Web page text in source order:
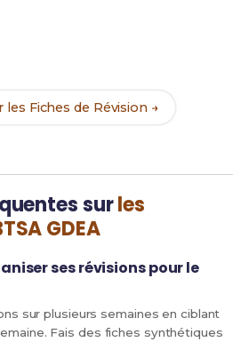
les Fiches de Révision →
surles
GDEA
ses révisions pour le
sur plusieurs semaines en ciblant
Fais des fiches synthétiques